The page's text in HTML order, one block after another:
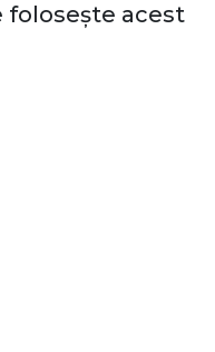
folosește acest